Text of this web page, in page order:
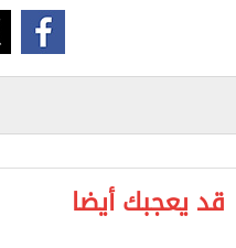
عام النقابة جمال
تعديل لائحة القيد لغلق
إلى النقابة، مخاطبة
الزملاء في الصحف
قد يعجبك أيضا